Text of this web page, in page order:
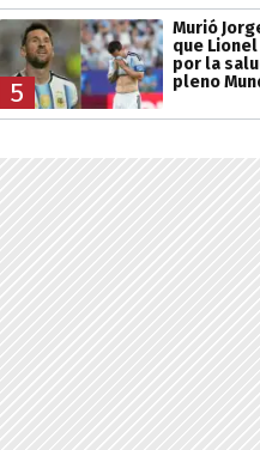
5
Murió
que
por la
pleno